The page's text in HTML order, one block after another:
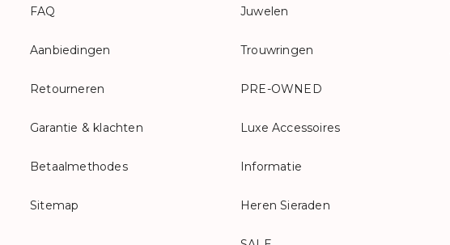
FAQ
Aanbiedingen
Retourneren
Garantie & klachten
Betaalmethodes
Sitemap
Juwelen
Trouwringen
PRE-OWNED
Luxe Accessoires
Informatie
Heren Sieraden